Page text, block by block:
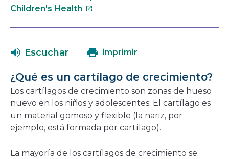
Children's Health Este
en
nueva
ventana
Escuchar imprimir
¿Qué es un cartílago de crecimiento?
Los cartílagos de crecimiento son zonas de hueso
nuevo en los niños y adolescentes. El cartílago es
un material gomoso y flexible (la nariz, por
ejemplo, está formada por cartílago).
La mayoría de los cartílagos de crecimiento se